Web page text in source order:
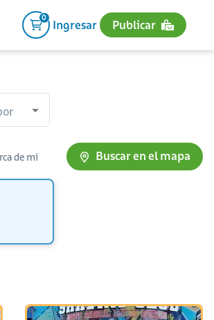
0
Ingresar Publicar
de mi Buscar en el mapa